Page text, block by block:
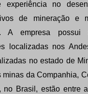
no
de mineração e
A empresa possui
localizadas nos
no estado de
da Companhia,
no Brasil, estão entre